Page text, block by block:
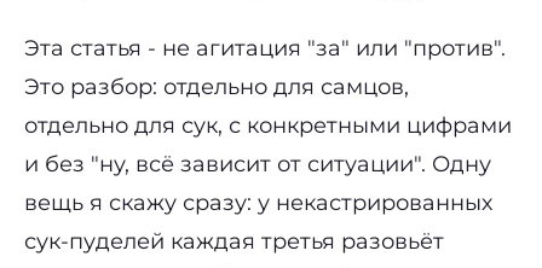
Эта статья - не агитация "за" или "против".
Это разбор: отдельно для самцов,
отдельно для сук, с конкретными цифрами
и без "ну, всё зависит от ситуации". Одну
вещь я скажу сразу: у некастрированных
сук-пуделей каждая третья разовьёт